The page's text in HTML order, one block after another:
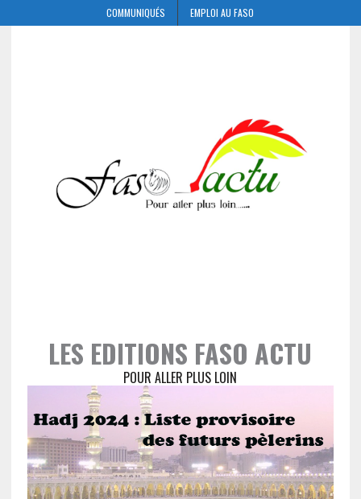
COMMUNIQUÉS EMPLOI AU FASO
LES EDITIONS FASO ACTU
POUR ALLER PLUS LOIN